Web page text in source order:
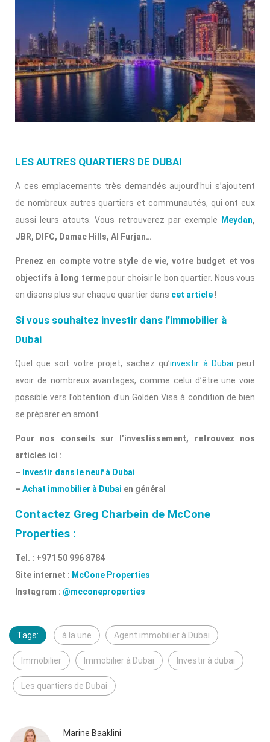
LES AUTRES QUARTIERS DE DUBAI
A ces emplacements très demandés aujourd’hui s’ajoutent
de nombreux autres quartiers et communautés, qui ont eux
aussi leurs atouts. Vous retrouverez par exemple
Meydan,
JBR, DIFC, Damac Hills, Al Furjan…
Prenez en compte votre style de vie, votre budget et vos
objectifs à long termepour choisir le bon quartier. Nous vous
en disons plus sur chaque quartier dans cet article!
Si vous souhaitez investir dans l’immobilier à
Dubai
Quel que soit votre projet, sachez qu’investir à Dubai peut
avoir de nombreux avantages, comme celui d’être une voie
possible vers l’obtention d’un Golden Visa à condition de bien
se préparer en amont.
Pour nos conseils sur l’investissement, retrouvez nos
articles ici :
– Investir dans le neuf à Dubai
– Achat immobilier à Dubai en général
Contactez Greg Charbein de McCone
Properties :
Tel. : +971 50 996 8784
Site internet : McCone Properties
Instagram : @mcconeproperties
Tags: à la une Agent immobilier à Dubai
Immobilier Immobilier à Dubai Investir à dubai
Les quartiers de Dubai
Marine Baaklini